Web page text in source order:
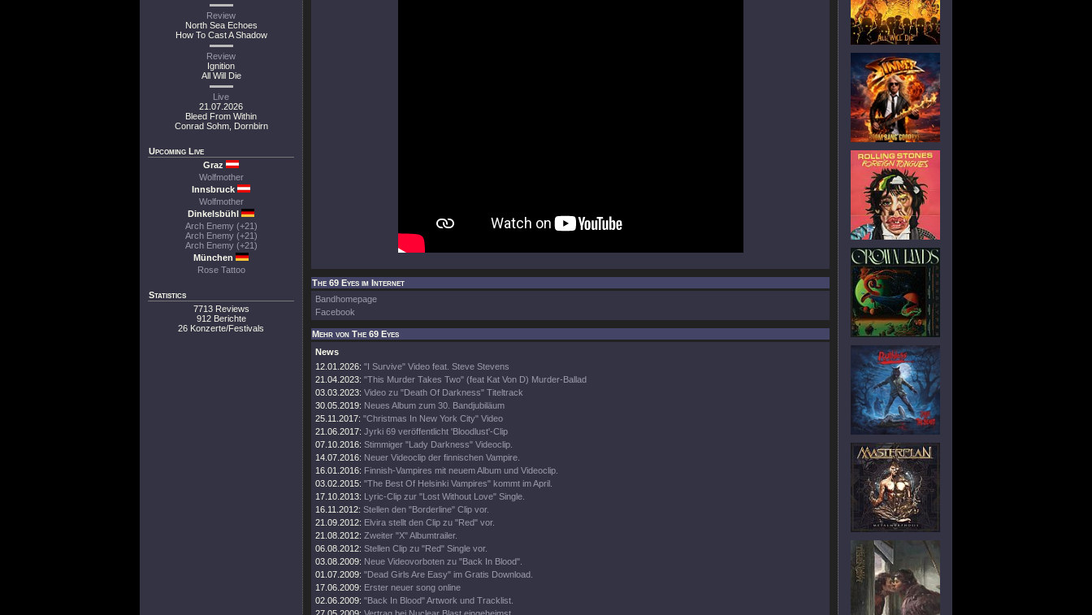
Review
North Sea Echoes
How To Cast A Shadow
Review
Ignition
All Will Die
Live
21.07.2026
Bleed From Within
Conrad Sohm, Dornbirn
Upcoming Live
Graz
Wolfmother
Innsbruck
Wolfmother
Dinkelsbühl
Arch Enemy (+21)
Arch Enemy (+21)
Arch Enemy (+21)
München
Rose Tattoo
Statistics
7713 Reviews
912 Berichte
26 Konzerte/Festivals
The 69 Eyes im Internet
Bandhomepage
Facebook
Mehr von The 69 Eyes
News
12.01.2026: "I Survive" Video feat. Steve Stevens
21.04.2023: "This Murder Takes Two" (feat Kat Von D) Murder-Ballad
03.03.2023: Video zu "Death Of Darkness" Titeltrack
30.05.2019: Neues Album zum 30. Bandjubiläum
25.11.2017: "Christmas In New York City" Video
21.06.2017: Jyrki 69 veröffentlicht 'Bloodlust'-Clip
07.10.2016: Stimmiger "Lady Darkness" Videoclip.
14.07.2016: Neuer Videoclip der finnischen Vampire.
16.01.2016: Finnish-Vampires mit neuem Album und Videoclip.
03.02.2015: "The Best Of Helsinki Vampires" kommt im April.
17.10.2013: Lyric-Clip zur "Lost Without Love" Single.
16.11.2012: Stellen den "Borderline" Clip vor.
21.09.2012: Elvira stellt den Clip zu "Red" vor.
21.08.2012: Zweiter "X" Albumtrailer.
06.08.2012: Stellen Clip zu "Red" Single vor.
03.08.2009: Neue Videovorboten zu "Back In Blood".
01.07.2009: "Dead Girls Are Easy" im Gratis Download.
17.06.2009: Erster neuer song online
02.06.2009: "Back In Blood" Artwork und Tracklist.